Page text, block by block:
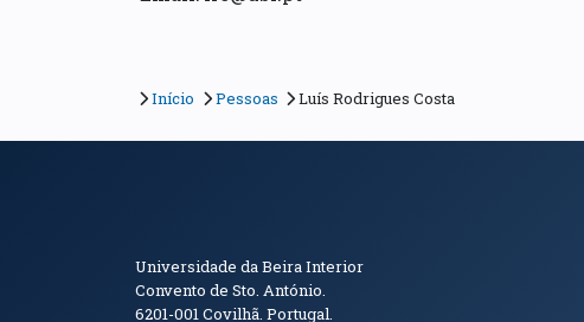
Início Pessoas Luís Rodrigues Costa
Informações de Contacto
Universidade da Beira Interior
Convento de Sto. António.
6201-001Covilhã. Portugal.